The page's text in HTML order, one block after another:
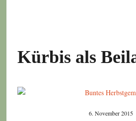
Kürbis als
6. November 2015